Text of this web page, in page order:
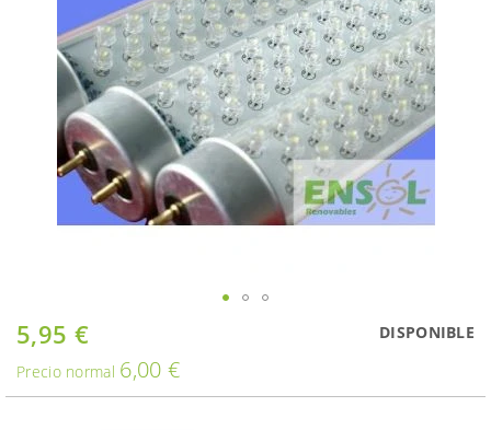
Oferta
5,95 €
Precio normal 6,00 €
DISPONIBLE
imágenes
Saltar
al
comienzo